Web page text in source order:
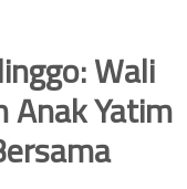
Kembangkan Program Inovasi
Usung Filosofi Gelar Sehelai
Wali
Anak Yatim